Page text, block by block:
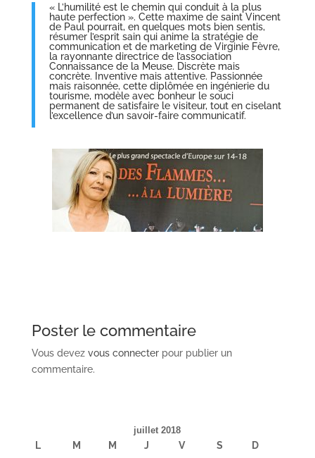
« L’humilité est le chemin qui conduit à la plus
haute perfection ». Cette maxime de saint Vincent
de Paul pourrait, en quelques mots bien sentis,
résumer l’esprit sain qui anime la stratégie de
communication et de marketing de Virginie Fèvre,
la rayonnante directrice de l’association
Connaissance de la Meuse. Discrète mais
concrète. Inventive mais attentive. Passionnée
mais raisonnée, cette diplômée en ingénierie du
tourisme, modèle avec bonheur le souci
permanent de satisfaire le visiteur, tout en ciselant
l’excellence d’un savoir-faire communicatif.
Poster le commentaire
Vous devez vous connecterpour publier un
commentaire.
juillet 2018
L M M J V S D